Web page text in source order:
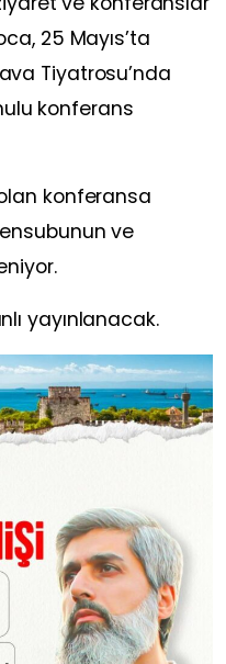
25 Mayıs’ta
Tiyatrosu’nda
konferans
konferansa
ve
yayınlanacak.